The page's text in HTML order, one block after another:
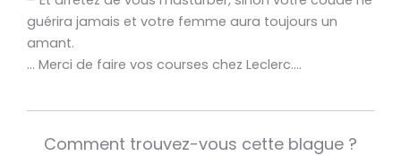
guérira jamais et votre femme aura toujours un
amant.
… Merci de faire vos courses chez Leclerc….
Comment trouvez-vous cette blague ?